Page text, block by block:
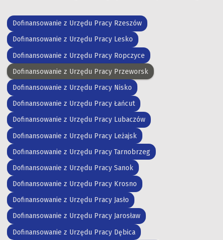
Dofinansowanie z Urzędu Pracy Rzeszów
Dofinansowanie z Urzędu Pracy Lesko
Dofinansowanie z Urzędu Pracy Ropczyce
Dofinansowanie z Urzędu Pracy Przeworsk
Dofinansowanie z Urzędu Pracy Nisko
Dofinansowanie z Urzędu Pracy Łańcut
Dofinansowanie z Urzędu Pracy Lubaczów
Dofinansowanie z Urzędu Pracy Leżajsk
Dofinansowanie z Urzędu Pracy Tarnobrzeg
Dofinansowanie z Urzędu Pracy Sanok
Dofinansowanie z Urzędu Pracy Krosno
Dofinansowanie z Urzędu Pracy Jasło
Dofinansowanie z Urzędu Pracy Jarosław
Dofinansowanie z Urzędu Pracy Dębica